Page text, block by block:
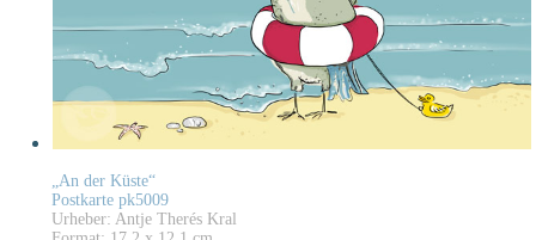
„An der Küste“
Postkarte pk5009
Urheber: Antje Therés Kral